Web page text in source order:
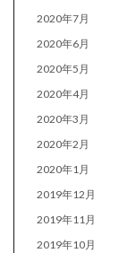
2020年7月
2020年6月
2020年5月
2020年4月
2020年3月
2020年2月
2020年1月
2019年12月
2019年11月
2019年10月